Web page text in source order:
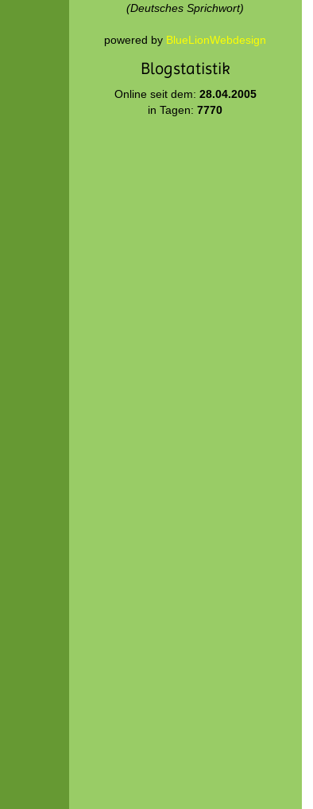
(Deutsches Sprichwort)
powered by BlueLionWebdesign
Blogstatistik
Online seit dem: 28.04.2005
in Tagen:7770